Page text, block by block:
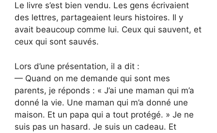
Le livre s’est bien vendu. Les gens écrivaient
des lettres, partageaient leurs histoires. Il y
avait beaucoup comme lui. Ceux qui sauvent, et
ceux qui sont sauvés.
Lors d’une présentation, il a dit :
— Quand on me demande qui sont mes
parents, je réponds : « J’ai une maman qui m’a
donné la vie. Une maman qui m’a donné une
maison. Et un papa qui a tout protégé. » Je ne
suis pas un hasard. Je suis un cadeau. Et